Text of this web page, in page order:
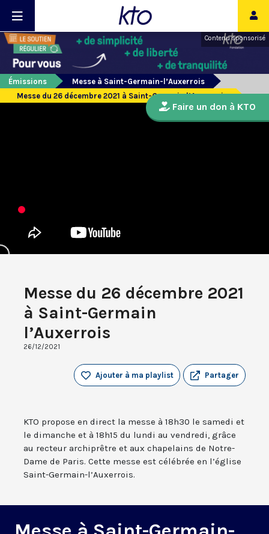
Contenu sponsorisé
Émissions
Messe à Saint-Germain-l’Auxerrois
Messe du 26 décembre 2021 à Saint-Germain l’Auxerrois
Messe du 26 décembre 2021
à Saint-Germain
l’Auxerrois
26/12/2021
Partager
Ajouter à ma playlist
KTO propose en direct la messe à 18h30 le samedi et
le dimanche et à 18h15 du lundi au vendredi, grâce
au recteur archiprêtre et aux chapelains de Notre-
Dame de Paris. Cette messe est célébrée en l’église
Saint-Germain-l’Auxerrois.
Faire un don à KTO